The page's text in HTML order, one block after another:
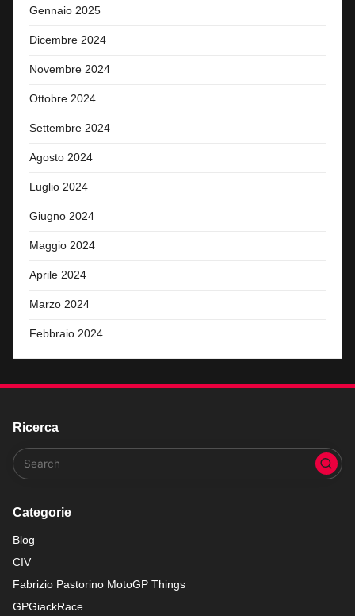
Gennaio 2025
Dicembre 2024
Novembre 2024
Ottobre 2024
Settembre 2024
Agosto 2024
Luglio 2024
Giugno 2024
Maggio 2024
Aprile 2024
Marzo 2024
Febbraio 2024
Ricerca
Categorie
Blog
CIV
Fabrizio Pastorino MotoGP Things
GPGiackRace